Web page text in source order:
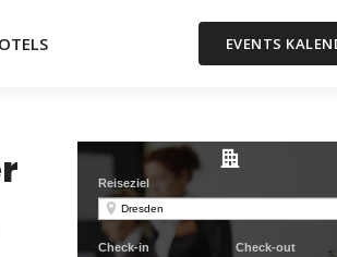
EVENTS